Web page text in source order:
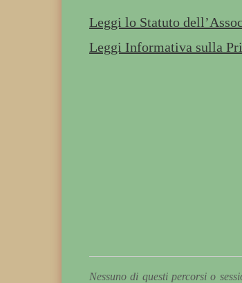
Leggi lo Statuto
Leggi Informativa sulla
Nessuno di questi percorsi o